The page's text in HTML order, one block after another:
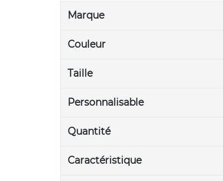
Marque
Couleur
Taille
Personnalisable
Quantité
Caractéristique